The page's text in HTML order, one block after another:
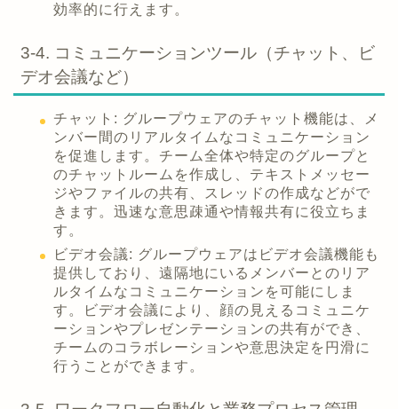
効率的に行えます。
3-4. コミュニケーションツール（チャット、ビ
デオ会議など）
チャット: グループウェアのチャット機能は、メ
ンバー間のリアルタイムなコミュニケーション
を促進します。チーム全体や特定のグループと
のチャットルームを作成し、テキストメッセー
ジやファイルの共有、スレッドの作成などがで
きます。迅速な意思疎通や情報共有に役立ちま
す。
ビデオ会議: グループウェアはビデオ会議機能も
提供しており、遠隔地にいるメンバーとのリア
ルタイムなコミュニケーションを可能にしま
す。ビデオ会議により、顔の見えるコミュニケ
ーションやプレゼンテーションの共有ができ、
チームのコラボレーションや意思決定を円滑に
行うことができます。